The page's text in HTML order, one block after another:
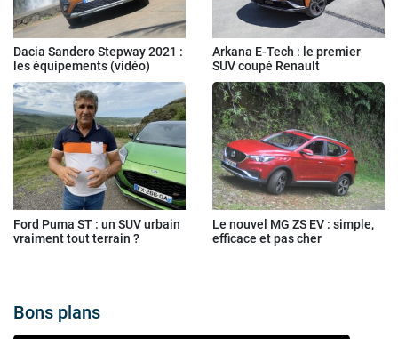
Dacia Sandero Stepway 2021 :
les équipements (vidéo)
Arkana E-Tech : le premier
SUV coupé Renault
Ford Puma ST : un SUV urbain
vraiment tout terrain ?
Le nouvel MG ZS EV : simple,
efficace et pas cher
Bons plans